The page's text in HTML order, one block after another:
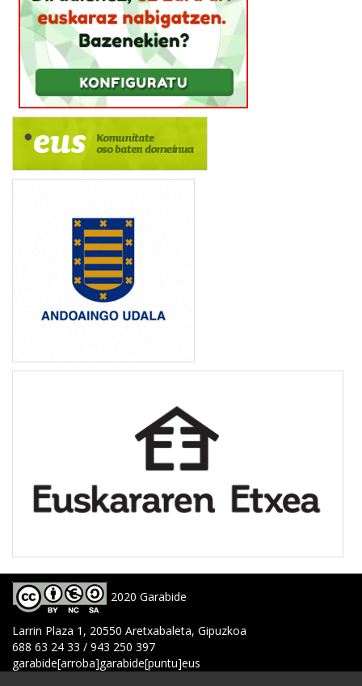
2020 Garabide
Larrin Plaza 1, 20550 Aretxabaleta, Gipuzkoa
688 63 24 33 / 943 250 397
garabide[arroba]garabide[puntu]eus